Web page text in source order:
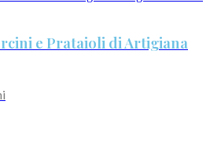
e Prataioli di Artigiana